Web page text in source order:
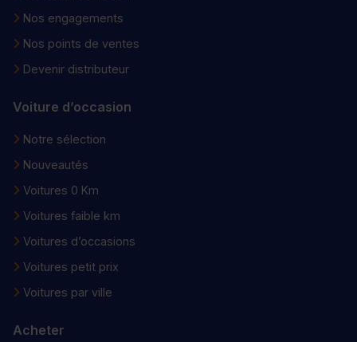
Nos engagements
Nos points de ventes
Devenir distributeur
Voiture d’occasion
Notre sélection
Nouveautés
Voitures 0 Km
Voitures faible km
Voitures d’occasions
Voitures petit prix
Voitures par ville
Acheter